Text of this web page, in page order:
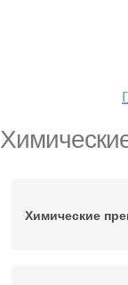
Химические